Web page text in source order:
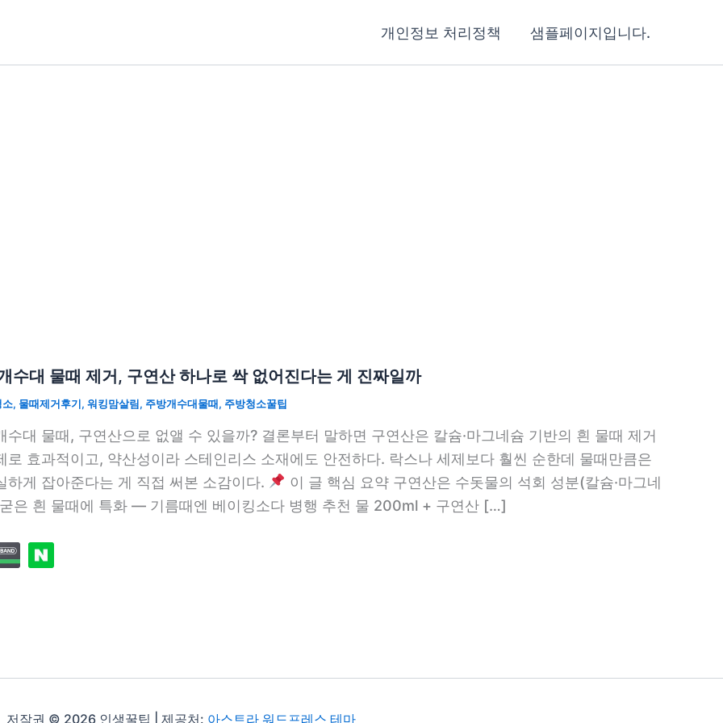
개인정보 처리정책 샘플페이지입니다.
수대 물때 제거, 구연산 하나로 싹 없어진다는 게 진짜일까
소, 물때제거후기, 워킹맘살림, 주방개수대물때, 주방청소꿀팁
수대 물때, 구연산으로 없앨 수 있을까? 결론부터 말하면 구연산은 칼슘·마그네슘 기반의 흰 물때 제거
로 효과적이고, 약산성이라 스테인리스 소재에도 안전하다. 락스나 세제보다 훨씬 순한데 물때만큼은
하게 잡아준다는 게 직접 써본 소감이다.
이 글 핵심 요약 구연산은 수돗물의 석회 성분(칼슘·마그네
은 흰 물때에 특화 — 기름때엔 베이킹소다 병행 추천 물 200ml + 구연산 […]
저작권 © 2026 인생꿀팁 | 제공처: 아스트라 워드프레스 테마